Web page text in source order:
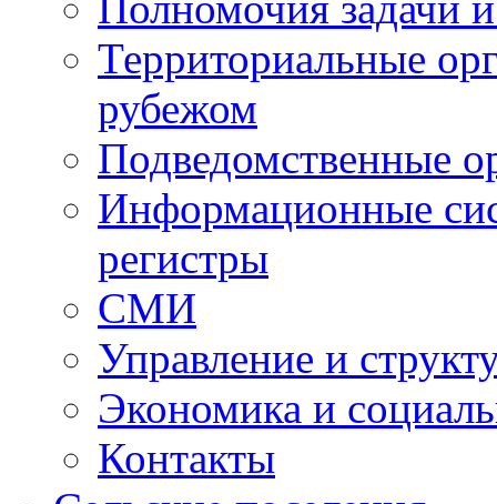
Территориальные
рубежом
Подведомственные
Информационные
регистры
СМИ
Управление и
Экономика и
Контакты